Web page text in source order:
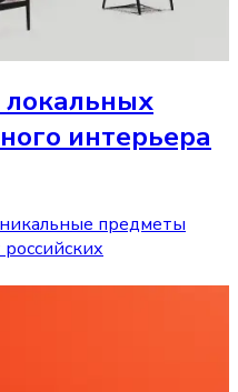
локальных
интерьера
предметы